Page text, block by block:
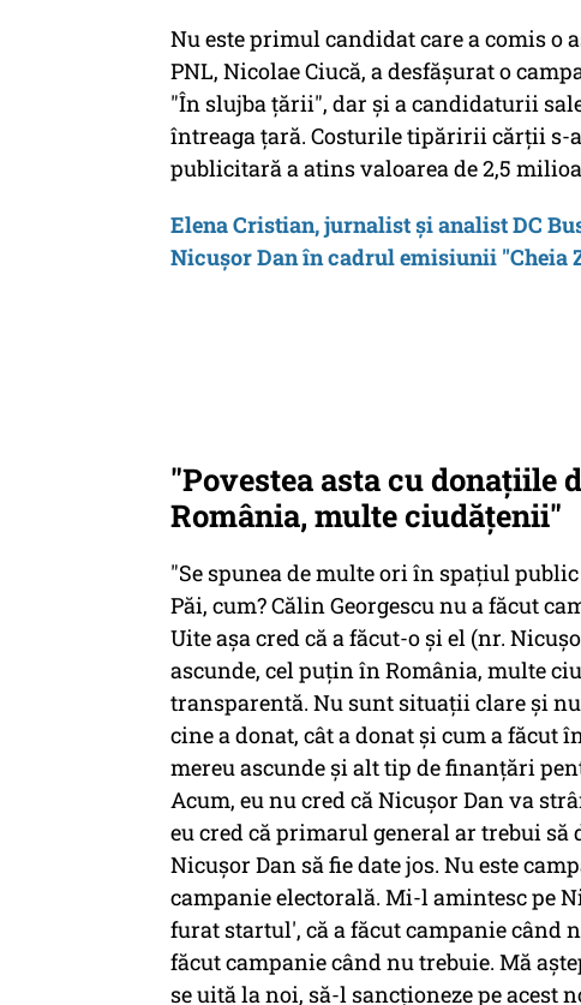
Nu este primul candidat care a comis o
PNL, Nicolae Ciucă, a desfășurat o
"În slujba țării", dar și a candidaturii
întreaga țară. Costurile tipăririi cărții s-
publicitară a atins valoarea de 2,5
Elena Cristian, jurnalist și analist DC
Nicușor Dan în cadrul emisiunii "Cheia
"Povestea asta cu donațiile
România, multe ciudățenii"
"Se spunea de multe ori în spațiul
Păi, cum? Călin Georgescu nu a făcut
Uite așa cred că a făcut-o și el (nr.
ascunde, cel puțin în România, multe
transparentă. Nu sunt situații clare și
cine a donat, cât a donat și cum a făcut
mereu ascunde și alt tip de finanțări
Acum, eu nu cred că Nicușor Dan va
eu cred că primarul general ar trebui
Nicușor Dan să fie date jos. Nu este
campanie electorală. Mi-l amintesc pe
furat startul', că a făcut campanie când
făcut campanie când nu trebuie. Mă
se uită la noi, să-l sancționeze pe acest